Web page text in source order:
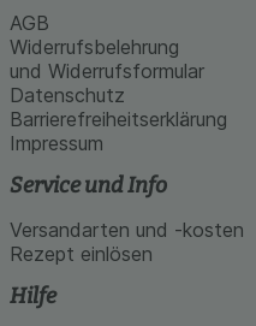
AGB
Widerrufsbelehrung
und Widerrufsformular
Datenschutz
Barrierefreiheitserklärung
Impressum
Service und Info
Versandarten und -kosten
Rezept einlösen
Hilfe